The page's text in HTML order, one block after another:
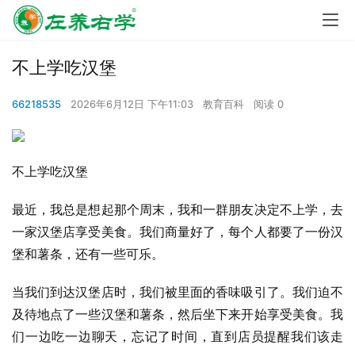
不上学吃汉堡
66218535 2026年6月12日 下午11:03 教育百科 阅读 0
不上学吃汉堡
最近，我总是想起那个周末，我和一群朋友决定不上学，去
一家汉堡店享受美食。我们商量好了，每个人都要了一份汉
堡和薯条，还有一些可乐。
当我们到达汉堡店时，我们被里面的香味吸引了。我们迫不
及待地点了一些汉堡和薯条，然后坐下来开始享受美食。我
们一边吃一边聊天，忘记了时间，直到店员提醒我们该走